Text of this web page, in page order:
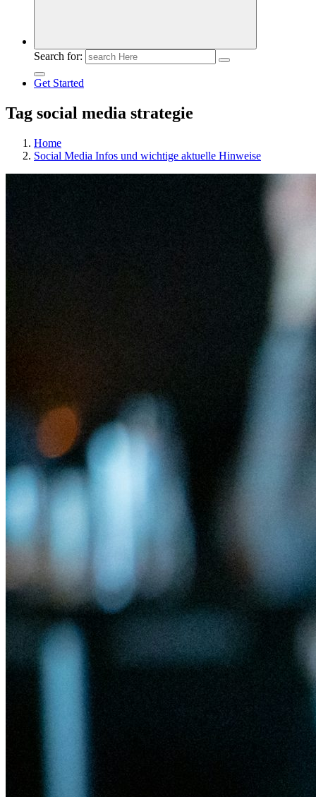
Search for:
Get Started
Tag social media strategie
Home
Social Media Infos und wichtige aktuelle Hinweise